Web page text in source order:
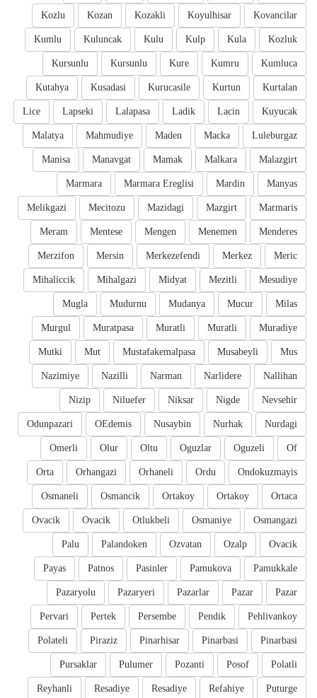
Kovancilar
Koyulhisar
Kozakli
Kozan
Kozlu
Kozluk
Kula
Kulp
Kulu
Kuluncak
Kumlu
Kumluca
Kumru
Kure
Kursunlu
Kursunlu
Kurtalan
Kurtun
Kurucasile
Kusadasi
Kutahya
Kuyucak
Lacin
Ladik
Lalapasa
Lapseki
Lice
Luleburgaz
Macka
Maden
Mahmudiye
Malatya
Malazgirt
Malkara
Mamak
Manavgat
Manisa
Manyas
Mardin
Marmara Ereglisi
Marmara
Marmaris
Mazgirt
Mazidagi
Mecitozu
Melikgazi
Menderes
Menemen
Mengen
Mentese
Meram
Meric
Merkez
Merkezefendi
Mersin
Merzifon
Mesudiye
Mezitli
Midyat
Mihalgazi
Mihaliccik
Milas
Mucur
Mudanya
Mudurnu
Mugla
Muradiye
Muratli
Muratli
Muratpasa
Murgul
Mus
Musabeyli
Mustafakemalpasa
Mut
Mutki
Nallihan
Narlidere
Narman
Nazilli
Nazimiye
Nevsehir
Nigde
Niksar
Niluefer
Nizip
Nurdagi
Nurhak
Nusaybin
OEdemis
Odunpazari
Of
Oguzeli
Oguzlar
Oltu
Olur
Omerli
Ondokuzmayis
Ordu
Orhaneli
Orhangazi
Orta
Ortaca
Ortakoy
Ortakoy
Osmancik
Osmaneli
Osmangazi
Osmaniye
Otlukbeli
Ovacik
Ovacik
Ovacik
Ozalp
Ozvatan
Palandoken
Palu
Pamukkale
Pamukova
Pasinler
Patnos
Payas
Pazar
Pazar
Pazarlar
Pazaryeri
Pazaryolu
Pehlivankoy
Pendik
Persembe
Pertek
Pervari
Pinarbasi
Pinarbasi
Pinarhisar
Piraziz
Polateli
Polatli
Posof
Pozanti
Pulumer
Pursaklar
Puturge
Refahiye
Resadiye
Resadiye
Reyhanli